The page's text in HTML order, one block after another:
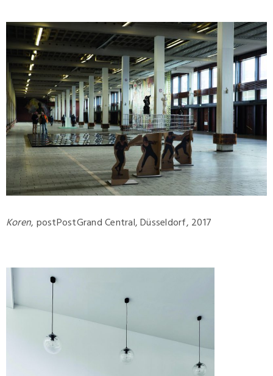
Koren, postPostGrand Central, Düsseldorf, 2017